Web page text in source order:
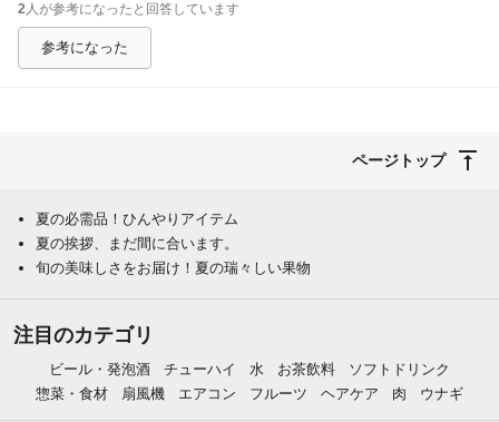
2人が参考になったと回答しています
参考になった
ページトップ
夏の必需品！ひんやりアイテム
夏の挨拶、まだ間に合います。
旬の美味しさをお届け！夏の瑞々しい果物
注目のカテゴリ
ビール・発泡酒 チューハイ 水 お茶飲料
ソフトドリンク
惣菜・食材
扇風機 エアコン フルーツ ヘアケア 肉 ウナギ